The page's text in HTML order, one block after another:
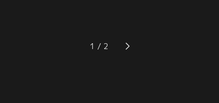
ら持ち去って隠し、23年後に発生し
たスーパー店長殺人事件でも使われ
にも言えない秘密≫を共有した。あ
れから23年--刑事になった淳一は、
1